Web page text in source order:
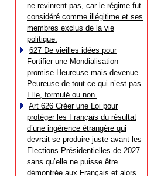
ne revinrent pas, car le régime fut
considéré comme illégitime et ses
membres exclus de la vie
politique.
627 De vieilles idées pour
Fortifier une Mondialisation
promise Heureuse mais devenue
Peureuse de tout ce qui n’est pas
Elle, formulé ou non.
Art 626 Créer une Loi pour
protéger les Français du résultat
d’une ingérence étrangère qui
devrait se produire juste avant les
Elections Présidentielles de 2027
sans qu’elle ne puisse être
démontrée aux Français et alors